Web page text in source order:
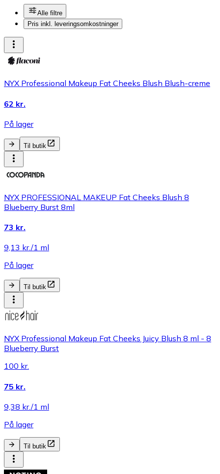
Alle filtre
Pris inkl. leveringsomkostninger
NYX Professional Makeup Fat Cheeks Blush Blush-creme
62 kr.
På lager
Til butik
NYX PROFESSIONAL MAKEUP Fat Cheeks Blush 8
Blueberry Burst 8ml
73 kr.
9,13 kr./1 ml
På lager
Til butik
NYX Professional Makeup Fat Cheeks Juicy Blush 8 ml - 8
Blueberry Burst
100 kr.
75 kr.
9,38 kr./1 ml
På lager
Til butik